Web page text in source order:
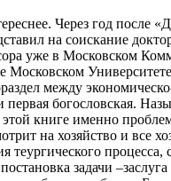
Через год после
на соискание
уже в Московском
Московском
между
первая богословская.
книге именно
на хозяйство и все
теургического
задачи–з